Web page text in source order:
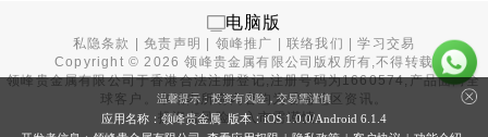
电脑版
私隐条款 |免责声明 领峰推广 |联络我们 |学习交易
Copyright ©2026 领峰贵金属有限公司版权所有,不得转载
领峰贵金属有限公司于香港合法注册登记,注册号码为1660574,产品面向全
球客户。本站内所有内容均为香港地区资讯。
投资有风险，入市需谨慎。
温馨提示：投资有风险，交易需谨慎
应用名称：领峰贵金属 版本：iOS 1.0.0/Android 6.1.4